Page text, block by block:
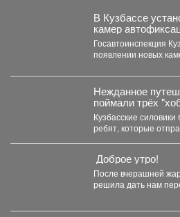
В Кузбассе
камер
Госавтоинспекция
появлении новых
движения. С начала...
Нежданное
поймали трёх
Кузбасские силовики
ребят, которые
Доброе утро!
После вчерашней
решила дать нам